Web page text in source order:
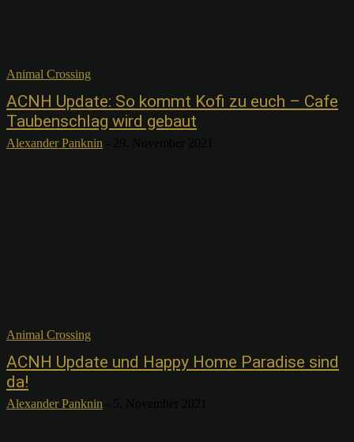
Animal Crossing
ACNH Update: So kommt Kofi zu euch – Cafe
Taubenschlag wird gebaut
Alexander Panknin
Animal Crossing
ACNH Update und Happy Home Paradise sind
da!
Alexander Panknin